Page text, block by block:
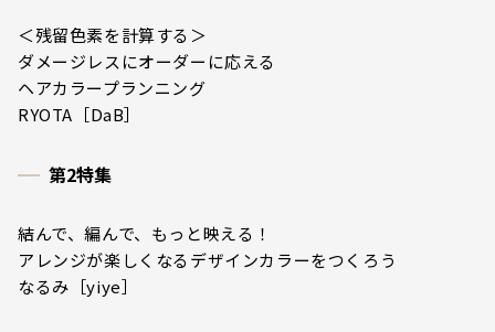
＜残留色素を計算する＞
ダメージレスにオーダーに応える
ヘアカラープランニング
RYOTA［DaB］
第2特集
結んで、編んで、もっと映える！
アレンジが楽しくなるデザインカラーをつくろう
なるみ［yiye］